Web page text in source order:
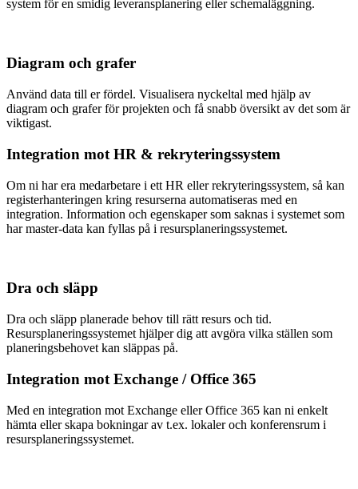
system för en smidig leveransplanering eller schemaläggning.
Diagram och grafer
Använd data till er fördel. Visualisera nyckeltal med hjälp av
diagram och grafer för projekten och få snabb översikt av det som är
viktigast.
Integration mot HR & rekryteringssystem
Om ni har era medarbetare i ett HR eller rekryteringssystem, så kan
registerhanteringen kring resurserna automatiseras med en
integration. Information och egenskaper som saknas i systemet som
har master-data kan fyllas på i resursplaneringssystemet.
Dra och släpp
Dra och släpp planerade behov till rätt resurs och tid.
Resursplaneringssystemet hjälper dig att avgöra vilka ställen som
planeringsbehovet kan släppas på.
Integration mot Exchange / Office 365
Med en integration mot Exchange eller Office 365 kan ni enkelt
hämta eller skapa bokningar av t.ex. lokaler och konferensrum i
resursplaneringssystemet.